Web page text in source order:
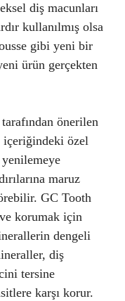
diş macunları
kullanılmış olsa
gibi yeni bir
ürün gerçekten
önerilen
içeriğindeki özel
maruz
GC Tooth
korumak için
dengeli
diş
tersine
karşı korur.